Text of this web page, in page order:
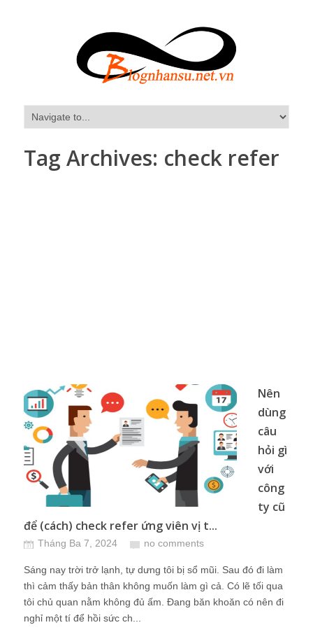
Tag Archives: check refer
Nên
dùng
câu
hỏi gì
với
công
ty cũ
để (cách) check refer ứng viên vị t...
Tháng Ba 7, 2024 no comments
Sáng nay trời trở lạnh, tự dưng tôi bị sổ mũi. Sau đó đi làm
thì cảm thấy bản thân không muốn làm gì cả. Có lẽ tối qua
tôi chủ quan nằm không đủ ấm. Đang băn khoăn có nên đi
nghỉ một tí để hồi sức ch...